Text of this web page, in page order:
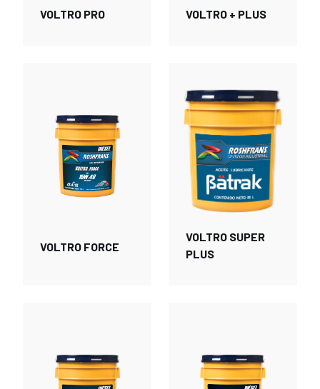
VOLTRO PRO VOLTRO + PLUS
VOLTRO FORCE
VOLTRO SUPER
PLUS